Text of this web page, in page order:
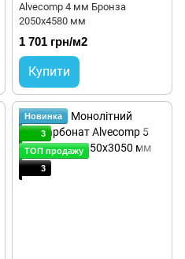
Alvecomp 4 мм Бронза
2050x4580 мм
1 701 грн/м2
Купити
Новинка
3
ТОП продажу
3